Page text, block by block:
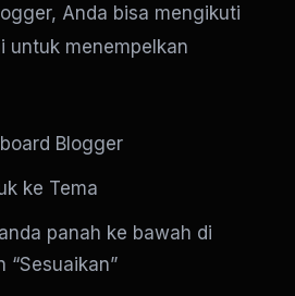
Anda bisa mengikuti
untuk menempelkan
Blogger
ke Tema
panah ke bawah di
“Sesuaikan”